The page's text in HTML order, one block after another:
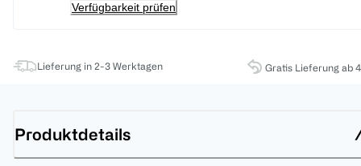
Verfügbarkeit prüfen
Lieferung in 2-3 Werktagen Gratis Lieferung ab
Produktdetails